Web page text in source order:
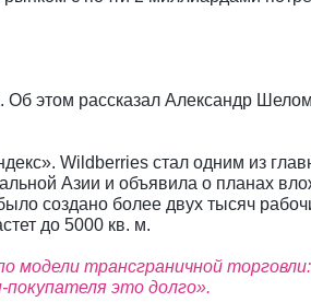
Об этом рассказал Александр
Wildberries стал одним из
Азии и объявила о планах
создано более двух тысяч
до 5000 кв. м.
модели трансграничной
покупателя это долго».